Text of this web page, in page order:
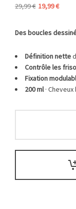
29,99€ Le
initial
29,99 €.
19,99€Le
actuel
19,99 €.
Des boucles
Définition nette
Contrôle les
Fixation
200 ml·